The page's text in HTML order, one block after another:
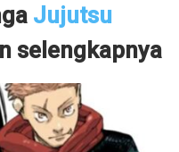
Jujutsu
selengkapnya